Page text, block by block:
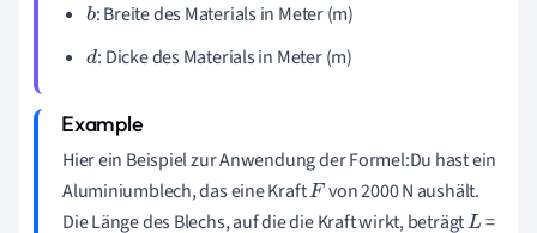
b: Breite des Materials in Meter (m)
d: Dicke des Materials in Meter (m)
Hier ein Beispiel zur Anwendung der Formel:Du hast ein
Aluminiumblech, das eine KraftF von 2000 N aushält.
Die Länge des Blechs, auf die die Kraft wirkt, beträgtL=